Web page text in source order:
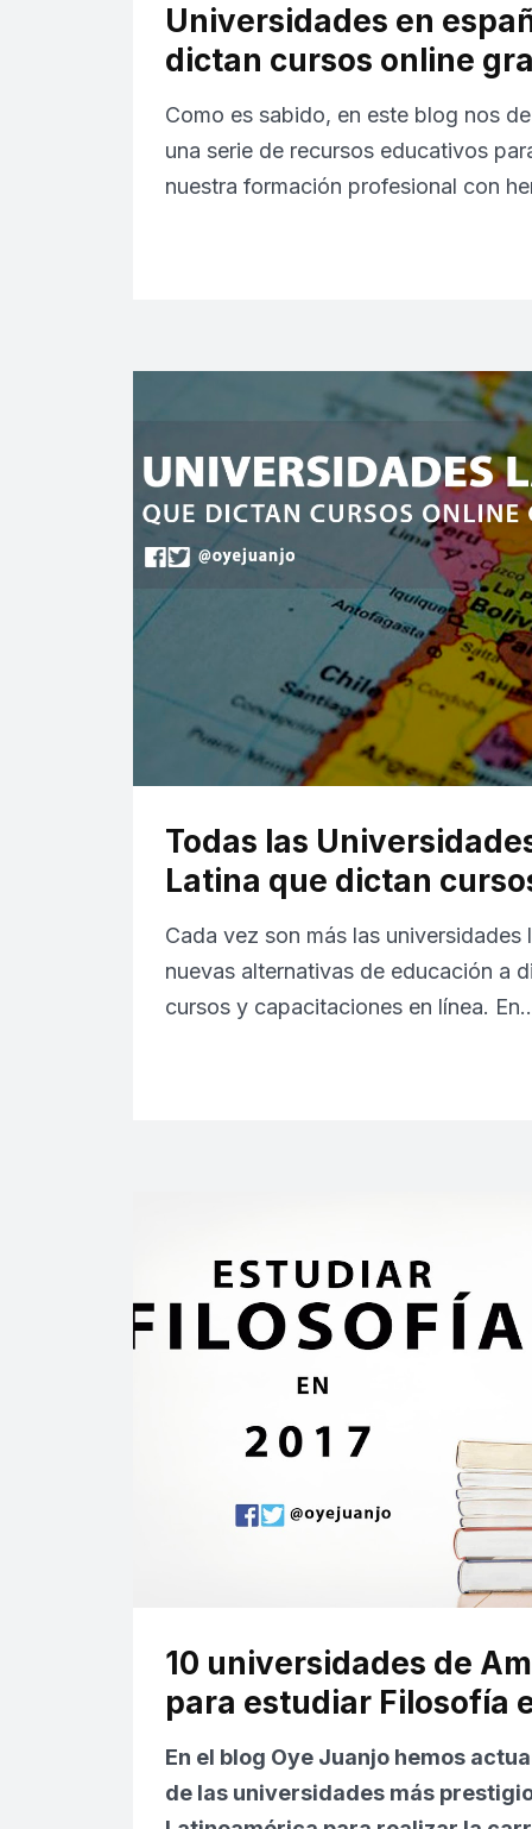
Universidades en
dictan cursos online
Como es sabido, en este blog nos
una serie de recursos educativos
nuestra formación profesional con
Todas las
Latina que dictan
Cada vez son más las universidades
nuevas alternativas de educación a
cursos y capacitaciones en línea.
10 universidades de
para estudiar Filosofía
En el blog Oye Juanjo hemos
de las universidades más